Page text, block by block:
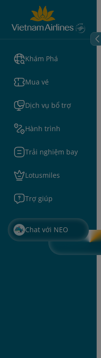
Khám Phá
Mua vé
Dịch vụ bổ trợ
Hành trình
Trải nghiệm bay
Lotusmiles
Trợ giúp
Chat với NEO